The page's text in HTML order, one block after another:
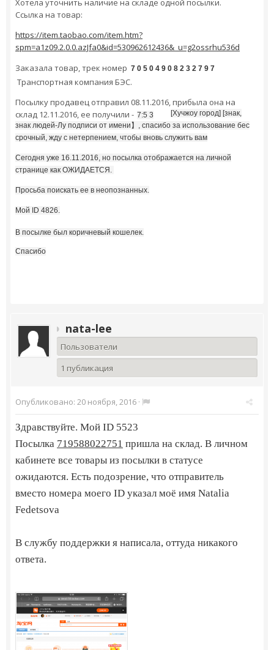
Хотела уточнить наличие на складе одной посылки.
Ссылка на товар:
https://item.taobao.com/item.htm?
spm=a1z09.2.0.0.azJfa0&id=530962612436&_u=g2ossrhu536d
Заказала товар, трек номер 7 0 5 0 4 9 0 8 2 3 2 7 9 7
Транспортная компания БЭС.
Посылку продавец отправил 08.11.2016, прибыла она на
склад 12.11.2016, ее получили - 7:5 3
[Хучжоу город] [знак,
знак людей-Лу подписи от имени】, спасибо за использование бес
срочный, жду с нетерпением, чтобы вновь служить вам
Сегодня уже 16.11.2016, но посылка отображается на личной
странице как ОЖИДАЕТСЯ.
Просьба поискать ее в неопознанных.
Мой ID 4826.
В посылке был коричневый кошелек.
Спасибо
nata-lee
Пользователи
1 публикация
Опубликовано: 20 ноября, 2016 ·
Здравствуйте. Мой ID 5523
Посылка 719588022751 пришла на склад. В личном
кабинете все товары из посылки в статусе
ожидаются. Есть подозрение, что отправитель
вместо номера моего ID указал моё имя Natalia
Fedetsova
В службу поддержки я написала, оттуда никакого
ответа.